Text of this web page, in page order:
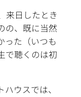
来日したとき
の、既に当然
った（いつも
で聴くのは初
ウスでは、